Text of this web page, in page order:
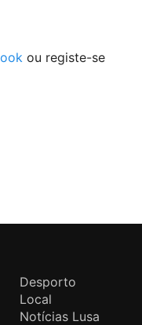
ou registe-se
Desporto
Local
Notícias Lusa